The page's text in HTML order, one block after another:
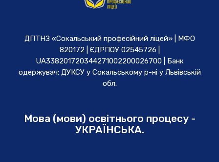
ДПТНЗ «Сокальський професійний ліцей» | МФО
820172 | ЄДРПОУ 02545726 |
UA338201720344271002200026700 | Банк
одержувач: ДУКСУ у Cокальському р-ні у Львівській
обл.
Мова (мови) освітнього процесу -
УКРАЇНСЬКА.